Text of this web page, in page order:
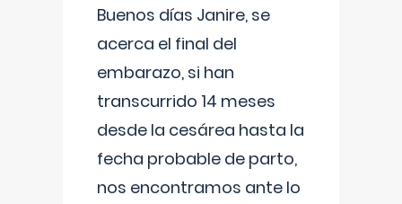
Buenos días Janire, se
acerca el final del
embarazo, si han
transcurrido 14 meses
desde la cesárea hasta la
fecha probable de parto,
nos encontramos ante lo